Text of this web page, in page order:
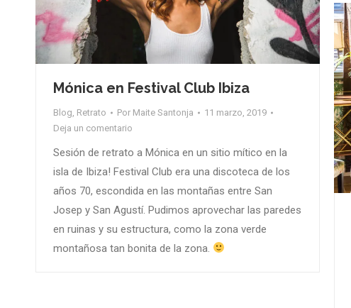
Mónica en Festival Club Ibiza
Blog Retrato Por Maite Santonja
11 marzo, 2019
Deja un comentario
Sesión de retrato a Mónica en un sitio mítico en la
isla de Ibiza! Festival Club era una discoteca de los
años 70, escondida en las montañas entre San
Josep y San Agustí. Pudimos aprovechar las paredes
en ruinas y su estructura, como la zona verde
montañosa tan bonita de la zona.